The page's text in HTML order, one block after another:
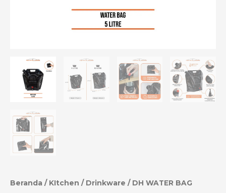
Beranda / KItchen / Drinkware / DH WATER BAG